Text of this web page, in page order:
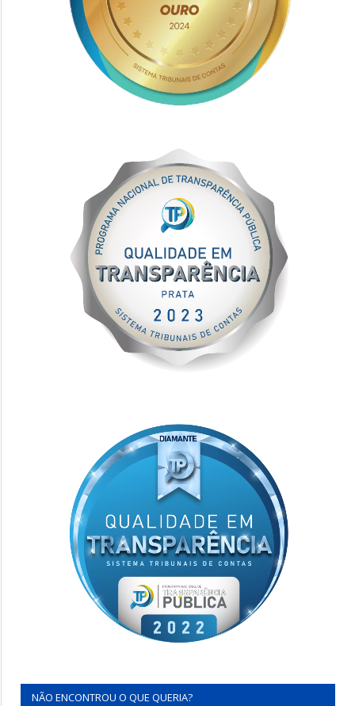
NÃO ENCONTROU O QUE QUERIA?